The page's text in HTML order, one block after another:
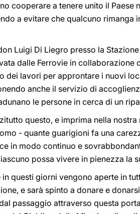
cooperare a tenere unito il Paese
a evitare che qualcuno rimanga
Luigi Di Liegro presso la
dalle Ferrovie in collaborazione
dei lavori per approntare i nuovi
anche il servizio di
le persone in cerca di un
questo, e imprima nella
- quante guarigioni fa una
in modo continuo e
possa vivere in pienezza la
questi giorni vengono aperte in
e sarà spinto a donare e
passaggio attraverso questa